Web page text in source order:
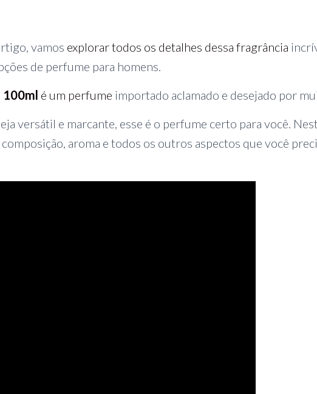
vamos explorar todos os detalhes dessa fragrância
de perfume para homens.
100ml é um perfume importado aclamado e desejado por
versátil e marcante, esse é o perfume certo para você.
composição, aroma e todos os outros aspectos que você